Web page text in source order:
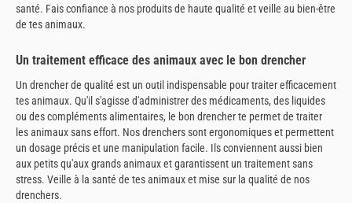
santé. Fais confiance à nos produits de haute qualité et veille au bien-être
de tes animaux.
Un traitement efficace des animaux avec le bon drencher
Un drencher de qualité est un outil indispensable pour traiter efficacement
tes animaux. Qu'il s'agisse d'administrer des médicaments, des liquides
ou des compléments alimentaires, le bon drencher te permet de traiter
les animaux sans effort. Nos drenchers sont ergonomiques et permettent
un dosage précis et une manipulation facile. Ils conviennent aussi bien
aux petits qu'aux grands animaux et garantissent un traitement sans
stress. Veille à la santé de tes animaux et mise sur la qualité de nos
drenchers.